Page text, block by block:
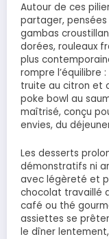
Autour de ces
partager,
gambas
dorées, rouleaux
plus
rompre l’équilibre
truite au citron et
poke bowl au
maîtrisé, conçu
envies, du
Les desserts
démonstratifs ni
avec légèreté et
chocolat travaillé
café ou thé
assiettes se
le dîner